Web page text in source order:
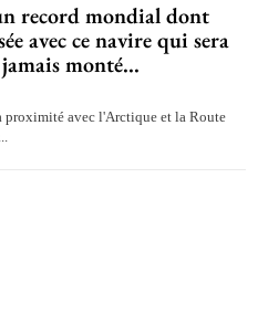
record mondial dont
avec ce navire qui sera
monté...
proximité avec l'Arctique et la Route